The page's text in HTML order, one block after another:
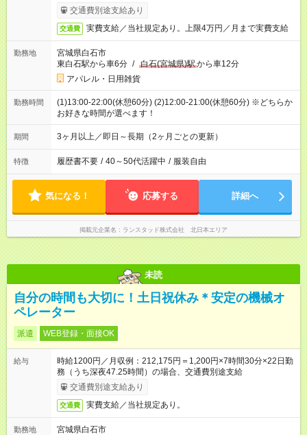
交通費別途支給あり
交通費 実費支給／当社規定あり。上限4万円／月まで実費支給
勤務地
宮城県白石市
東白石駅から車6分 / 白石(宮城県)駅から車12分
アパレル・日用雑貨
勤務時間
(1)13:00-22:00(休憩60分) (2)12:00-21:00(休憩60分) ※どちらか
お好きな時間が選べます！
期間 3ヶ月以上／即日～長期（2ヶ月ごとの更新）
特徴 履歴書不要 / 40～50代活躍中 / 服装自由
気になる！ 応募する 詳細へ
掲載元企業名 ランスタッド株式会社 北日本エリア
未読
自分の時間も大切に！土日祝休み＊安定の機械オ
ペレーター
派遣 WEB登録・面接OK
給与
時給1200円／月収例：212,175円＝1,200円×7時間30分×22日勤
務（うち深夜47.25時間）の場合、交通費別途支給
交通費別途支給あり
交通費 実費支給／当社規定あり。
勤務地
宮城県白石市